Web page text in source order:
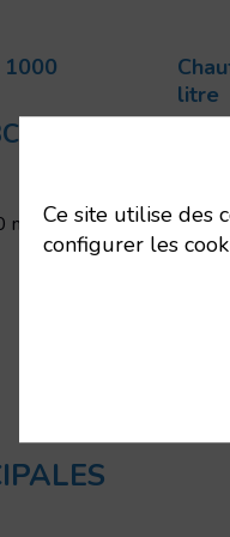
mm
litre
Ce site utilise des
configurer les